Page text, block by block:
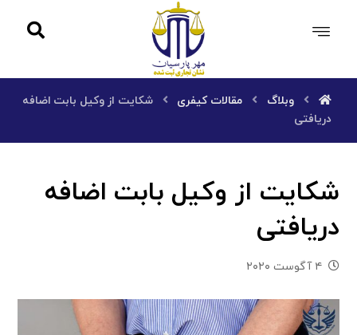
وبلاگ مقالات کیفری
شکایت از وکیل بابت اضافه
دریافتی
شکایت از وکیل بابت اضافه
دریافتی
۴ آگوست ۲۰۲۰